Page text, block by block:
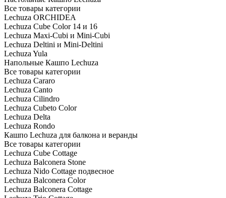
Все товары категории
Lechuza ORCHIDEA
Lechuza Cube Color 14 и 16
Lechuza Maxi-Cubi и Mini-Cubi
Lechuza Deltini и Mini-Deltini
Lechuza Yula
Напольные Кашпо Lechuza
Все товары категории
Lechuza Cararo
Lechuza Canto
Lechuza Cilindro
Lechuza Cubeto Color
Lechuza Delta
Lechuza Rondo
Кашпо Lechuza для балкона и веранды
Все товары категории
Lechuza Cube Cottage
Lechuza Balconera Stone
Lechuza Nido Cottage подвесное
Lechuza Balconera Color
Lechuza Balconera Cottage